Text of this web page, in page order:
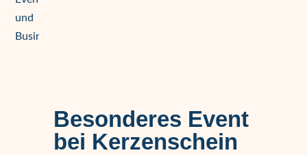
Besonderes Event
bei Kerzenschein